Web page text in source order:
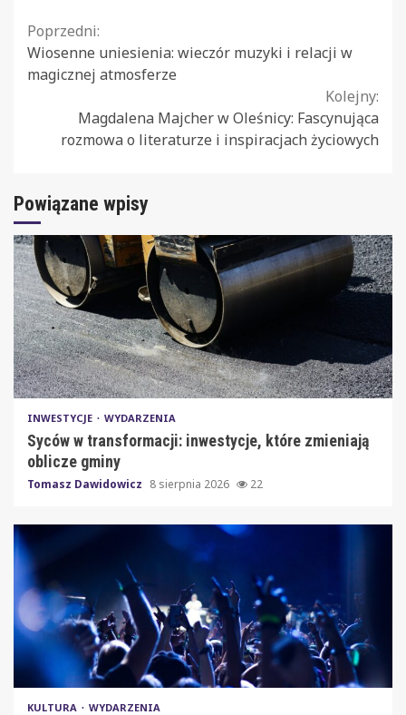
Continue
Reading
Poprzedni:
Wiosenne uniesienia: wieczór muzyki i relacji w
magicznej atmosferze
Kolejny:
Magdalena Majcher w Oleśnicy: Fascynująca
rozmowa o literaturze i inspiracjach życiowych
Powiązane wpisy
INWESTYCJE WYDARZENIA
Syców w transformacji: inwestycje, które zmieniają
oblicze gminy
Tomasz Dawidowicz 8 sierpnia 2026 22
KULTURA WYDARZENIA